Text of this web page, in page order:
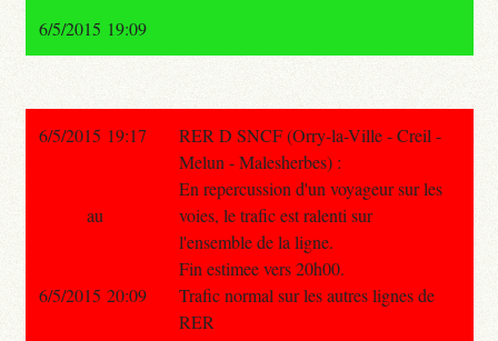
6/5/2015 19:09
6/5/2015 19:17
RER D SNCF (Orry-la-Ville - Creil -
Melun - Malesherbes) :
En repercussion d'un voyageur sur les
voies, le trafic est ralenti sur
l'ensemble de la ligne.
Fin estimee vers 20h00.
Trafic normal sur les autres lignes de
RER
au
6/5/2015 20:09